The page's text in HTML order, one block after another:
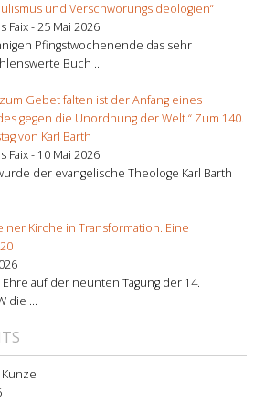
und Verschwörungsideologien“
Faix -25 Mai 2026
Pfingstwochenende das sehr
Buch ...
Gebet falten ist der Anfang eines
gegen die Unordnung der Welt.“ Zum 140.
von Karl Barth
Faix - 10 Mai 2026
der evangelische Theologe Karl Barth
Kirche in Transformation. Eine
auf der neunten Tagung der 14.
die ...